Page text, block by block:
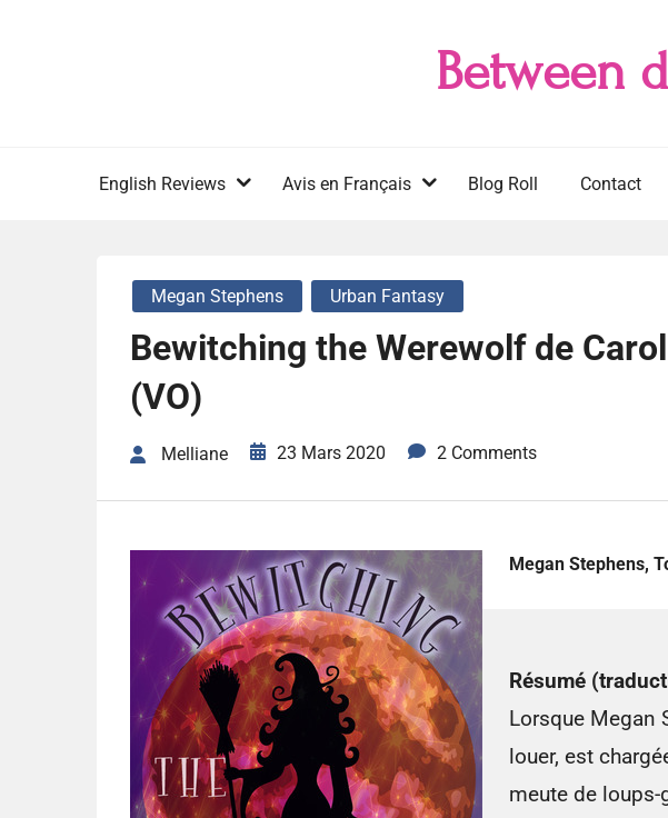
Between
English Reviews Avis en Français Blog Roll Contact
Megan Stephens Urban Fantasy
Bewitching the Werewolf de
(VO)
Melliane 23 Mars 2020 2 Comments
Megan Stephens,
Résumé
Lorsque Megan
louer, est
meute de